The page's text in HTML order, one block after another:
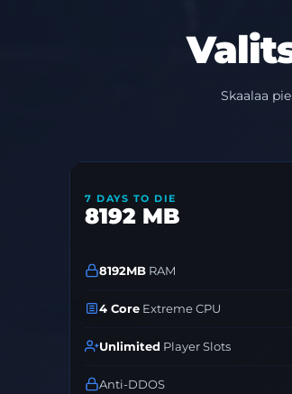
Skaalaa
7 DAYS TO DIE
8192 MB
8192MB RAM
4 Core Extreme CPU
Unlimited Player Slots
Anti-DDOS